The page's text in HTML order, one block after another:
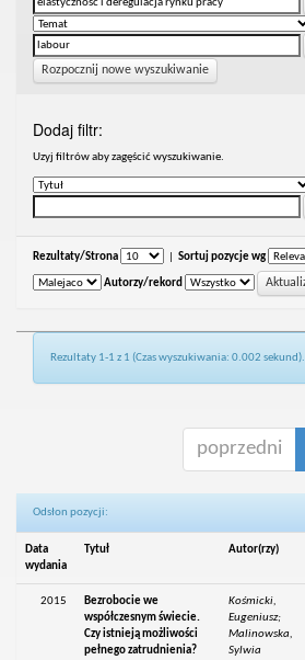
Rozpocznij nowe wyszukiwanie
Dodaj filtr:
Uzyj filtrów aby zagęścić wyszukiwanie.
Rezultaty/Strona Sortuj pozycje wg
Autorzy/rekord
Rezultaty 1-1 z 1 (Czas wyszukiwania: 0.002 sekund).
poprzedni
Odsłon pozycji:
Data
wydania
Tytuł Autor(rzy)
2015
Bezrobocie we
współczesnym świecie.
Czy istnieją możliwości
pełnego zatrudnienia?
Kośmicki,
Eugeniusz;
Malinowska,
Sylwia